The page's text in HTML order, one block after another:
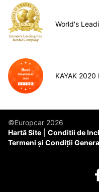
World's
KAYAK
©Europcar 2026
Hartă Site
Conditii de
Termeni și Condiții